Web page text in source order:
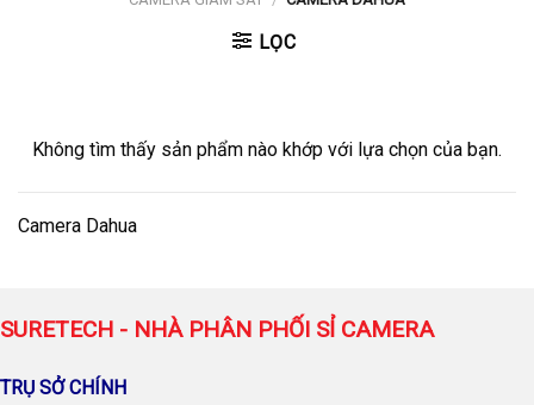
LỌC
Không tìm thấy sản phẩm nào khớp với lựa chọn của bạn.
Camera Dahua
SURETECH - NHÀ PHÂN PHỐI SỈ CAMERA
TRỤ SỞ CHÍNH